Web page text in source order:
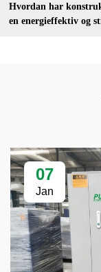
Hvordan har
en energieffektiv og
07
Jan